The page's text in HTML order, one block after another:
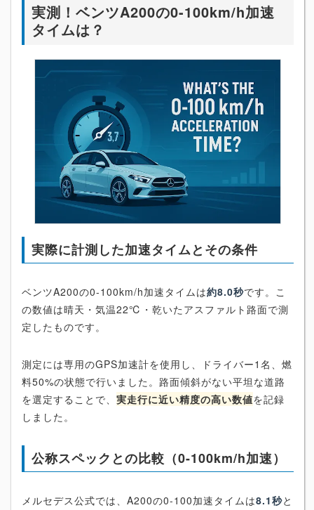
実測！ベンツA200の0-100km/h加速
タイムは？
実際に計測した加速タイムとその条件
ベンツA200の0-100km/h加速タイムは約8.0秒です。こ
の数値は晴天・気温22℃・乾いたアスファルト路面で測
定したものです。
測定には専用のGPS加速計を使用し、ドライバー1名、燃
料50%の状態で行いました。路面傾斜がない平坦な道路
を選定することで、 実走行に近い精度の高い数値を記録
しました。
公称スペックとの比較（0-100km/h加速）
メルセデス公式では、A200の0-100加速タイムは8.1秒と